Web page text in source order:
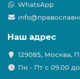
WhatsApp
Наш адрес
129085, Москва,
Пн - Пт с 09.00 до